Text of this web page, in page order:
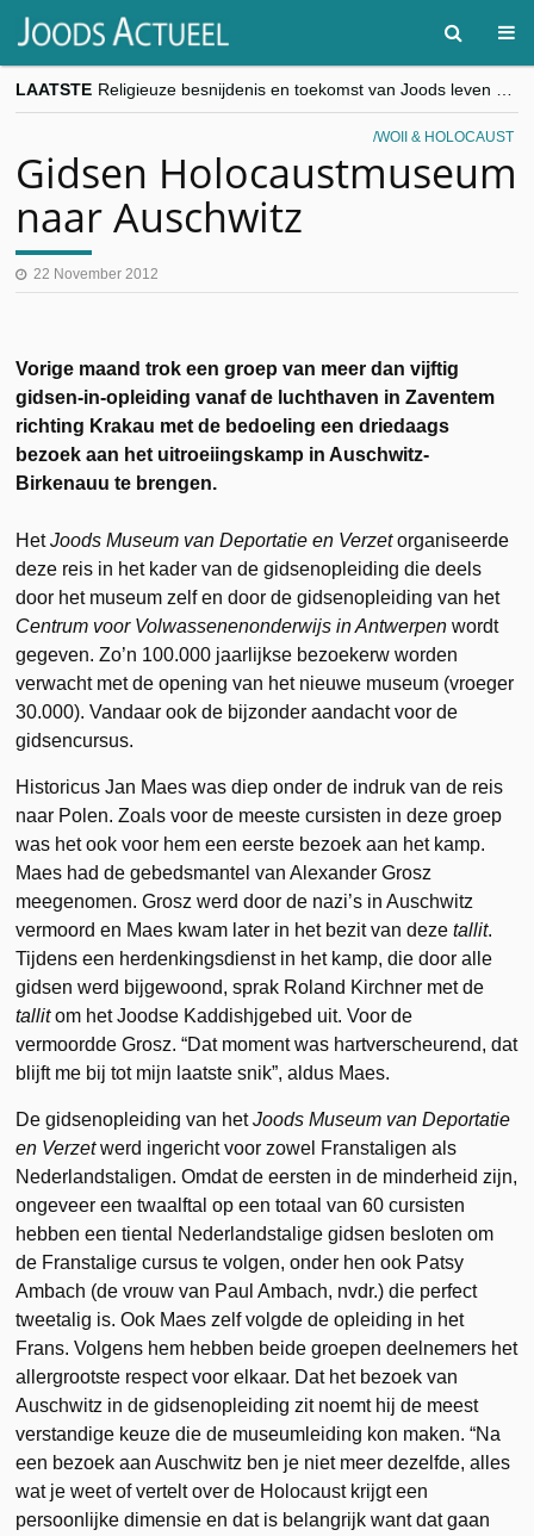
LAATSTE
“Besnijdenisdebat toont hoe moeilijk seculiere Westen minderheden begrijpt”, Jinnih Beels (Vooruit)
CITYTRIP | ROEMENIË – Boekarest: de verrassing van Oost-Europa
goKosher lanceert nieuwe website en samenwerking met Mishpacha voor kosher travel en simchas wereldwijd
WOII & HOLOCAUST
Gidsen Holocaustmuseum
naar Auschwitz
22 November 2012
Vorige maand trok een groep van meer dan vijftig
gidsen-in-opleiding vanaf de luchthaven in Zaventem
richting Krakau met de bedoeling een driedaags
bezoek aan het uitroeiingskamp in Auschwitz-
Birkenauu te brengen.
HetJoods Museum van Deportatie en Verzetorganiseerde
deze reis in het kader van de gidsenopleiding die deels
door het museum zelf en door de gidsenopleiding van het
Centrum voor Volwassenenonderwijs in Antwerpen wordt
gegeven. Zo’n 100.000 jaarlijkse bezoekerw worden
verwacht met de opening van het nieuwe museum (vroeger
30.000). Vandaar ook de bijzonder aandacht voor de
gidsencursus.
Historicus Jan Maes was diep onder de indruk van de reis
naar Polen. Zoals voor de meeste cursisten in deze groep
was het ook voor hem een eerste bezoek aan het kamp.
Maes had de gebedsmantel van Alexander Grosz
meegenomen. Grosz werd door de nazi’s in Auschwitz
vermoord en Maes kwam later in het bezit van dezetallit.
Tijdens een herdenkingsdienst in het kamp, die door alle
gidsen werd bijgewoond, sprak Roland Kirchner met de
tallitom het Joodse Kaddishjgebed uit. Voor de
vermoordde Grosz. “Dat moment was hartverscheurend, dat
blijft me bij tot mijn laatste snik”, aldus Maes.
De gidsenopleiding van hetJoods Museum van Deportatie
en Verzetwerd ingericht voor zowel Franstaligen als
Nederlandstaligen. Omdat de eersten in de minderheid zijn,
ongeveer een twaalftal op een totaal van 60 cursisten
hebben een tiental Nederlandstalige gidsen besloten om
de Franstalige cursus te volgen, onder hen ook Patsy
Ambach (de vrouw van Paul Ambach, nvdr.) die perfect
tweetalig is. Ook Maes zelf volgde de opleiding in het
Frans. Volgens hem hebben beide groepen deelnemers het
allergrootste respect voor elkaar. Dat het bezoek van
Auschwitz in de gidsenopleiding zit noemt hij de meest
verstandige keuze die de museumleiding kon maken. “Na
een bezoek aan Auschwitz ben je niet meer dezelfde, alles
wat je weet of vertelt over de Holocaust krijgt een
persoonlijke dimensie en dat is belangrijk want dat gaan